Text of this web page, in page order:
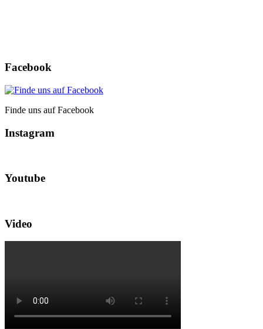
Facebook
Finde uns auf Facebook
Instagram
Youtube
Video